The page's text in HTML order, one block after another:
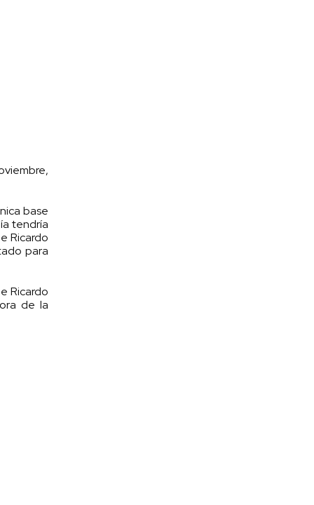
base
tendría
Ricardo
para
Ricardo
de la